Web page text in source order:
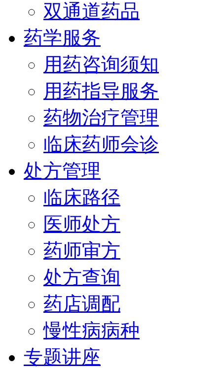
双通道药品
药学服务
用药咨询须知
用药指导服务
药物治疗管理
临床药师会诊
处方管理
临床路径
医师处方
药师审方
处方查询
药店调配
慢性病病种
专题讲座